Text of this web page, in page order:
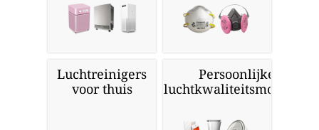
Luchtreinigers
voor thuis
Persoonlijke
luchtkwaliteitsmonitors